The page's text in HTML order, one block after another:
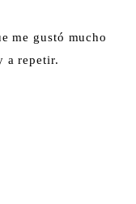
me gustó mucho
a repetir.